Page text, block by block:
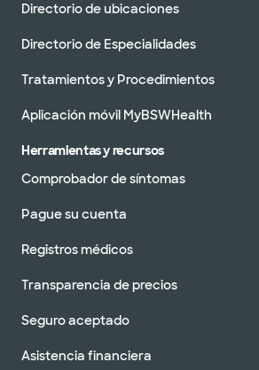
Directorio de ubicaciones
Directorio de Especialidades
Tratamientos y Procedimientos
Aplicación móvil MyBSWHealth
Herramientas y recursos
Comprobador de síntomas
Pague su cuenta
Registros médicos
Transparencia de precios
Seguro aceptado
Asistencia financiera